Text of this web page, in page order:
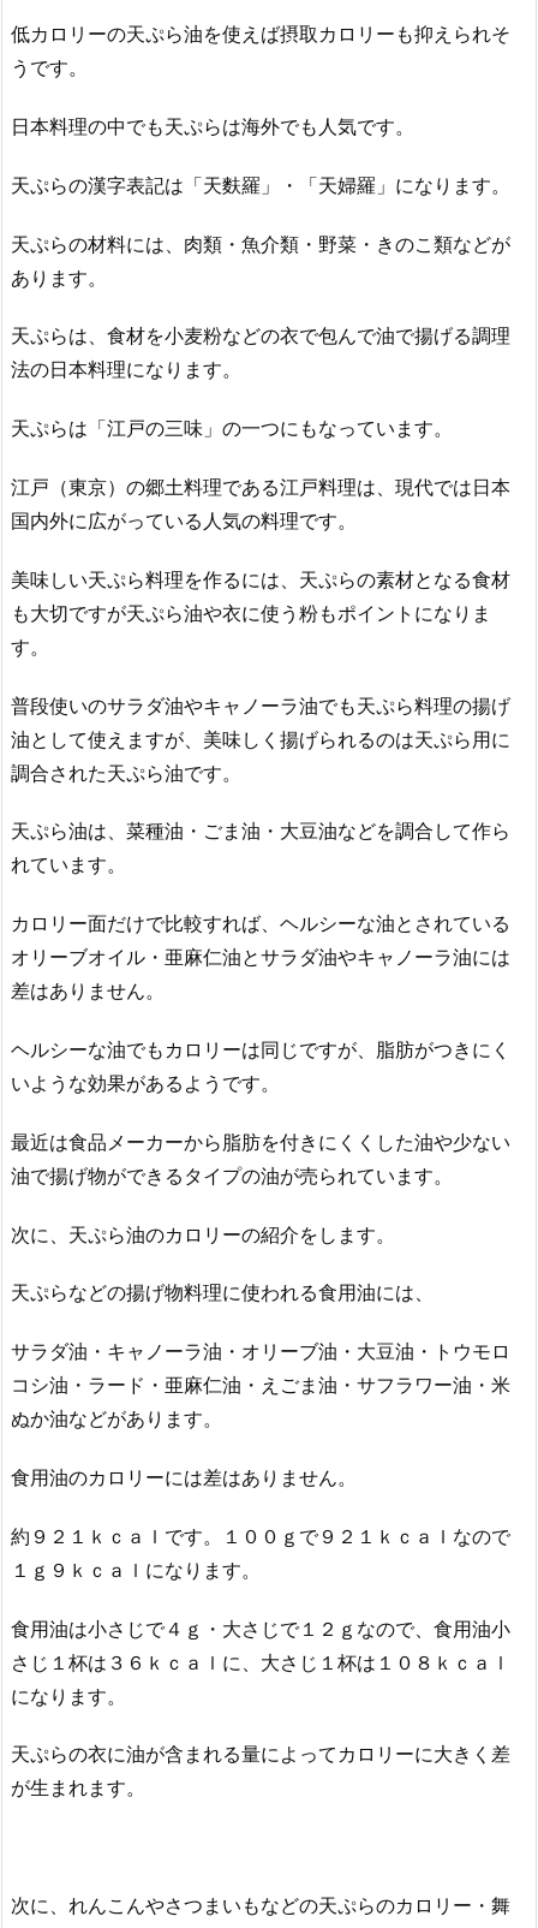
低カロリーの天ぷら油を使えば摂取カロリーも抑えられそ
うです。
日本料理の中でも天ぷらは海外でも人気です。
天ぷらの漢字表記は「天麩羅」・「天婦羅」になります。
天ぷらの材料には、肉類・魚介類・野菜・きのこ類などが
あります。
天ぷらは、食材を小麦粉などの衣で包んで油で揚げる調理
法の日本料理になります。
天ぷらは「江戸の三味」の一つにもなっています。
江戸（東京）の郷土料理である江戸料理は、現代では日本
国内外に広がっている人気の料理です。
美味しい天ぷら料理を作るには、天ぷらの素材となる食材
も大切ですが天ぷら油や衣に使う粉もポイントになりま
す。
普段使いのサラダ油やキャノーラ油でも天ぷら料理の揚げ
油として使えますが、美味しく揚げられるのは天ぷら用に
調合された天ぷら油です。
天ぷら油は、菜種油・ごま油・大豆油などを調合して作ら
れています。
カロリー面だけで比較すれば、ヘルシーな油とされている
オリーブオイル・亜麻仁油とサラダ油やキャノーラ油には
差はありません。
ヘルシーな油でもカロリーは同じですが、脂肪がつきにく
いような効果があるようです。
最近は食品メーカーから脂肪を付きにくくした油や少ない
油で揚げ物ができるタイプの油が売られています。
次に、天ぷら油のカロリーの紹介をします。
天ぷらなどの揚げ物料理に使われる食用油には、
サラダ油・キャノーラ油・オリーブ油・大豆油・トウモロ
コシ油・ラード・亜麻仁油・えごま油・サフラワー油・米
ぬか油などがあります。
食用油のカロリーには差はありません。
約９２１ｋｃａｌです。１００ｇで９２１ｋｃａｌなので
１ｇ９ｋｃａｌになります。
食用油は小さじで４ｇ・大さじで１２ｇなので、食用油小
さじ１杯は３６ｋｃａｌに、大さじ１杯は１０８ｋｃａｌ
になります。
天ぷらの衣に油が含まれる量によってカロリーに大きく差
が生まれます。
次に、れんこんやさつまいもなどの天ぷらのカロリー・舞